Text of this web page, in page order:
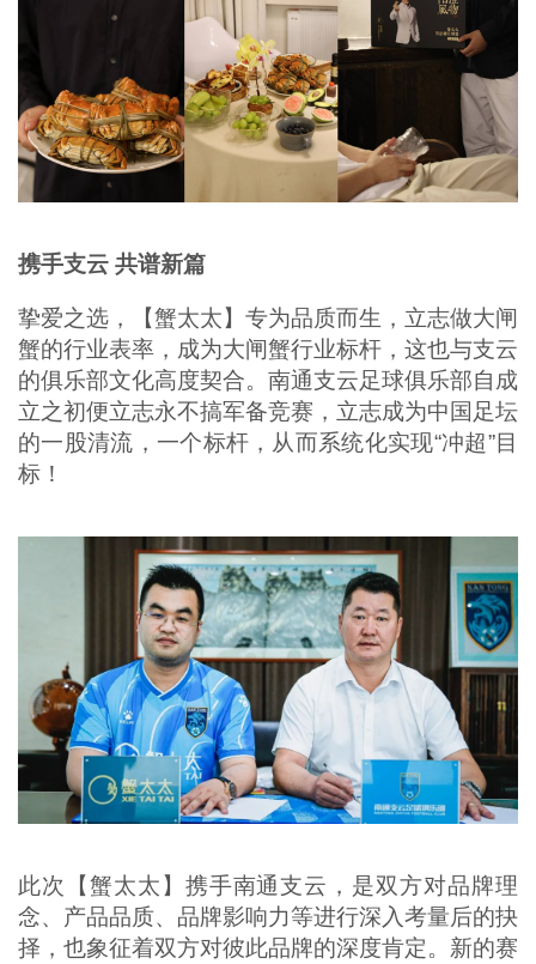
携手支云 共谱新篇
挚爱之选，【蟹太太】专为品质而生，立志做大闸
蟹的行业表率，成为大闸蟹行业标杆，这也与支云
的俱乐部文化高度契合。南通支云足球俱乐部自成
立之初便立志永不搞军备竞赛，立志成为中国足坛
的一股清流，一个标杆，从而系统化实现“冲超”目
标！
此次【蟹太太】携手南通支云，是双方对品牌理
念、产品品质、品牌影响力等进行深入考量后的抉
择，也象征着双方对彼此品牌的深度肯定。新的赛